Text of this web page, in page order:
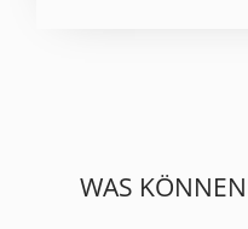
WAS